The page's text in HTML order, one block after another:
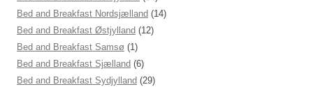
Bed and Breakfast Nordsjælland (14)
Bed and Breakfast Østjylland (12)
Bed and Breakfast Samsø (1)
Bed and Breakfast Sjælland (6)
Bed and Breakfast Sydjylland (29)